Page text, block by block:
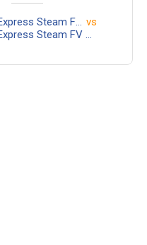
Tefal Express Steam FV 2867 vs
Tefal Express Steam FV 2838